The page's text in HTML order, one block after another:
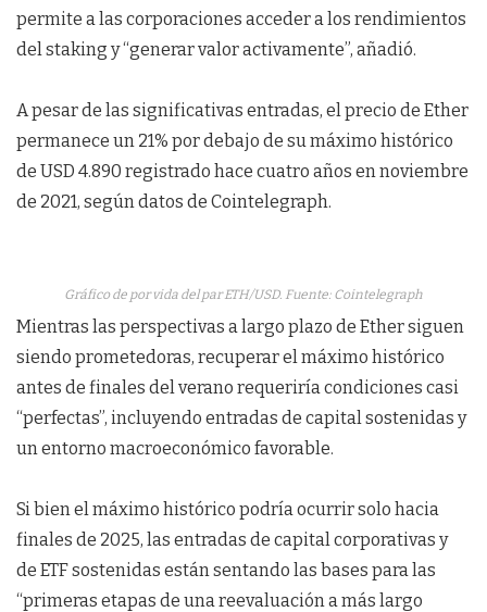
permite a las corporaciones acceder a los rendimientos
del staking y “generar valor activamente”, añadió.
A pesar de las significativas entradas, el precio de Ether
permanece un 21% por debajo de su máximo histórico
de USD 4.890 registrado hace cuatro años en noviembre
de 2021, según datos de Cointelegraph.
Gráfico de por vida del par ETH/USD. Fuente: Cointelegraph
Mientras las perspectivas a largo plazo de Ether siguen
siendo prometedoras, recuperar el máximo histórico
antes de finales del verano requeriría condiciones casi
“perfectas”, incluyendo entradas de capital sostenidas y
un entorno macroeconómico favorable.
Si bien el máximo histórico podría ocurrir solo hacia
finales de 2025, las entradas de capital corporativas y
de ETF sostenidas están sentando las bases para las
“primeras etapas de una reevaluación a más largo